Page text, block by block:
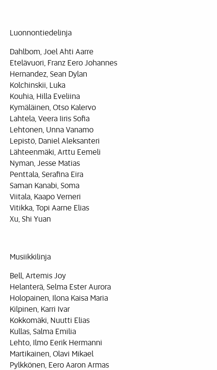
Luonnontiedelinja
Dahlbom, Joel Ahti Aarre
Etelävuori, Franz Eero Johannes
Hernandez, Sean Dylan
Kolchinskii, Luka
Kouhia, Hilla Eveliina
Kymäläinen, Otso Kalervo
Lahtela, Veera Iiris Sofia
Lehtonen, Unna Vanamo
Lepistö, Daniel Aleksanteri
Lähteenmäki, Arttu Eemeli
Nyman, Jesse Matias
Penttala, Serafina Eira
Saman Kanabi, Soma
Viitala, Kaapo Verneri
Vitikka, Topi Aarne Elias
Xu, Shi Yuan
Musiikkilinja
Bell, Artemis Joy
Helanterä, Selma Ester Aurora
Holopainen, Ilona Kaisa Maria
Kilpinen, Karri Ivar
Kokkomäki, Nuutti Elias
Kullas, Salma Emilia
Lehto, Ilmo Eerik Hermanni
Martikainen, Olavi Mikael
Pylkkönen, Eero Aaron Armas